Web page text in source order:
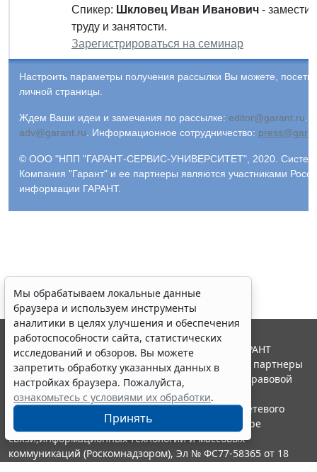
Спикер: Шкловец Иван Иванович -
труду и занятости.
Зарегистрироваться на семинар
Настроить параметры получения рассылки Вы можете,
личной страницы.
Ждем Ваши идеи и замечания по рассылке: editor@garant.ru
adv@garant.ru
Информационное сотрудничество:
© ООО "НПП "ГАРАНТ-СЕРВИС-УНИВЕРСИТЕТ", 2020. Система
Компания "Гарант" и ее партнеры являются участниками
информации ГАРАНТ.
Мы обрабатываем локальные данные
браузера и используем инструменты
аналитики в целях улучшения и обеспечения
работоспособности сайта, статистических
исследований и обзоров. Вы можете
запретить обработку указанных данных в
настройках браузера. Пожалуйста,
ознакомьтесь с условиями их обработки.
Принять
© ООО "НПП "ГАРАНТ-СЕРВИС", 2026. Система ГАРАНТ
выпускается с 1990 года. Компания "Гарант" и ее партнеры
являются участниками Российской ассоциации правовой
информации ГАРАНТ.
Портал ГАРАНТ.РУ зарегистрирован в качестве сетевого
издания Федеральной службой по надзору в сфере
связи,информационных технологий и массовых
коммуникаций (Роскомнадзором), Эл № ФС77-58365 от 18